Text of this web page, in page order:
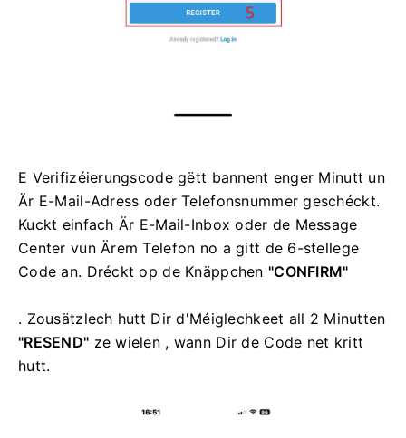
E Verifizéierungscode gëtt bannent enger Minutt un
Är E-Mail-Adress oder Telefonsnummer geschéckt.
Kuckt einfach Är E-Mail-Inbox oder de Message
Center vun Ärem Telefon no a gitt de 6-stellege
Code an. Dréckt op de Knäppchen "CONFIRM"
. Zousätzlech hutt Dir d'Méiglechkeet all 2 Minutten
"RESEND" ze wielen , wann Dir de Code net kritt
hutt.